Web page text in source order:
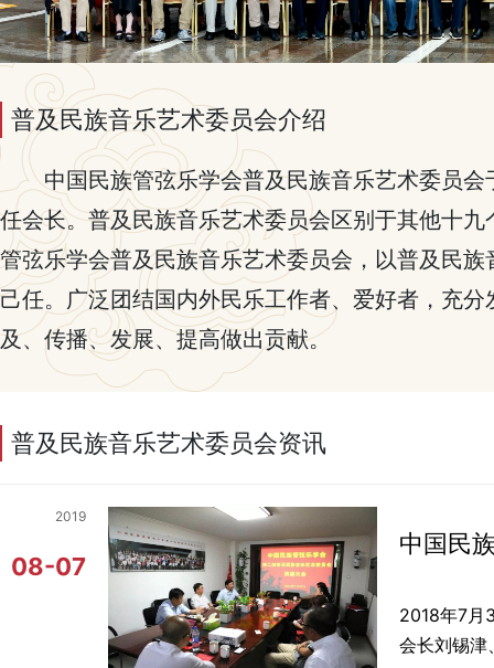
普及民族音乐艺术委员会介绍
中国民族管弦乐学会普及民族音乐艺术委员
任会长。普及民族音乐艺术委员会区别于其他十
管弦乐学会普及民族音乐艺术委员会，以普及民
己任。广泛团结国内外民乐工作者、爱好者，充
及、传播、发展、提高做出贡献。
普及民族音乐艺术委员会资讯
2019
08-07
中国民
2018年7月
会长刘锡津